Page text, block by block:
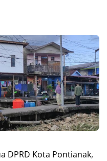
DPRD Kota Pontianak,